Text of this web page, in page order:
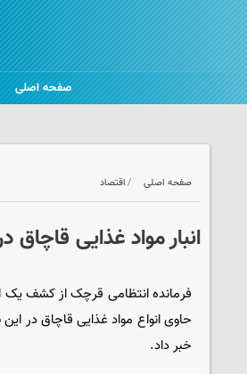
صفحه اصلی
صفحه اصلی اقتصاد
انبار مواد غذایی
فرمانده انتظامی قرچک از کشف یک
حاوی انواع مواد غذایی قاچاق در
خبر داد.